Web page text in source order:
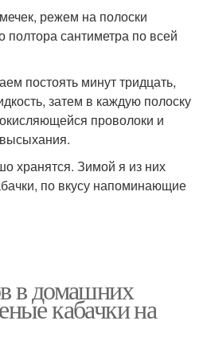
режем на полоски
полтора сантиметра по всей
постоять минут тридцать,
затем в каждую полоску
проволоки и
хранятся. Зимой я из них
по вкусу напоминающие
в домашних
кабачки на